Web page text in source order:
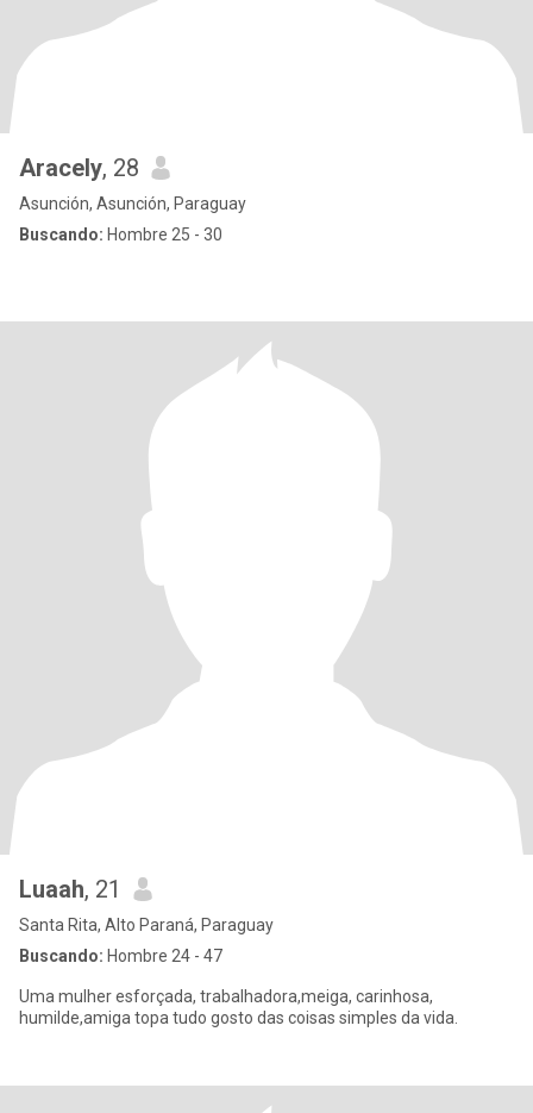
Aracely, 28
Asunción, Asunción, Paraguay
Buscando: Hombre 25 - 30
Luaah, 21
Santa Rita, Alto Paraná, Paraguay
Buscando: Hombre 24 - 47
Uma mulher esforçada, trabalhadora,meiga, carinhosa,
humilde,amiga topa tudo gosto das coisas simples da vida.